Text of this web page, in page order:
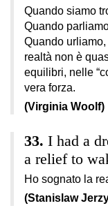
Quando siamo
Quando
Quando
realtà non è
equilibri, nelle
vera forza.
(Virginia Woolf)
I had a
a relief to
Ho sognato la
(Stanislaw